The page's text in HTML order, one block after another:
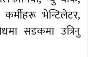
भेन्टिलेटर,
सडकमा उत्रिनु